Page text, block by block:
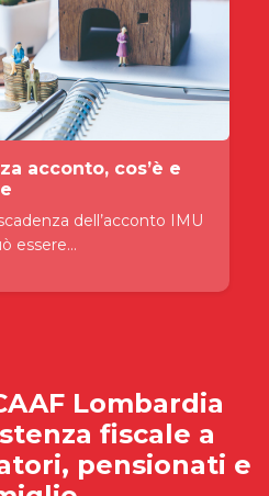
acconto, cos’è e
dell’acconto IMU
essere...
Lombardia
fiscale a
pensionati e